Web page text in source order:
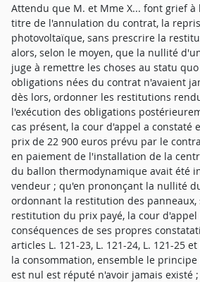
Attendu que M. et Mme X... font grief
titre de l'annulation du contrat, la
photovoltaïque, sans prescrire la
alors, selon le moyen, que la nullité
juge à remettre les choses au statu
obligations nées du contrat n'avaient
dès lors, ordonner les restitutions
l'exécution des obligations
cas présent, la cour d'appel a constaté
prix de 22 900 euros prévu par le
en paiement de l'installation de la
du ballon thermodynamique avait été
vendeur ; qu'en prononçant la nullité
ordonnant la restitution des panneaux,
restitution du prix payé, la cour d'appel
conséquences de ses propres
articles L. 121-23, L. 121-24, L. 121-25
la consommation, ensemble le
est nul est réputé n'avoir jamais existé ;